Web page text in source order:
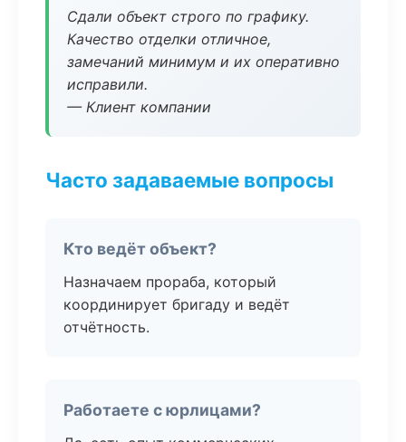
Сдали объект строго по графику.
Качество отделки отличное,
замечаний минимум и их оперативно
исправили.
— Клиент компании
Часто задаваемые вопросы
Кто ведёт объект?
Назначаем прораба, который
координирует бригаду и ведёт
отчётность.
Работаете с юрлицами?